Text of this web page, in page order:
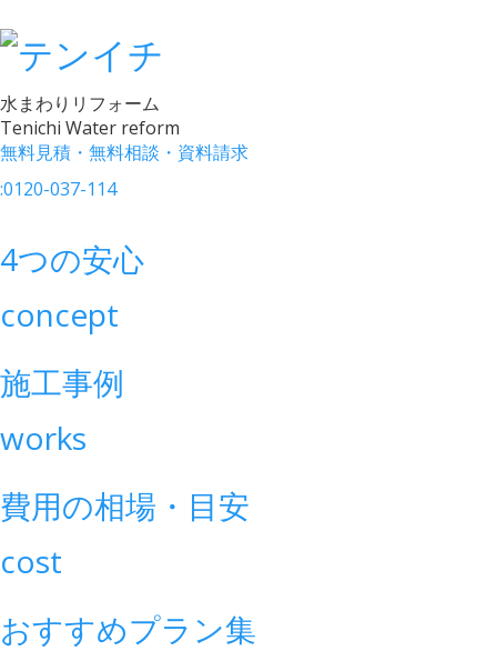
水まわりリフォーム
Tenichi Water reform
無料見積・無料相談・資料請求
:0120-037-114
4つの安心
concept
施工事例
works
費用の相場・目安
cost
おすすめプラン集